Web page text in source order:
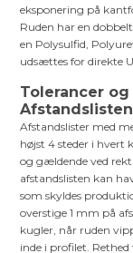
eksponering på
Ruden har en
en Polysulfid,
udsættes for direkte
Tolerancer
Afstandslister med
højst 4 steder i hvert
og gældende ved
afstandslisten kan
som skyldes
overstige 1 mm på
kugler, når ruden
inde i profilet.